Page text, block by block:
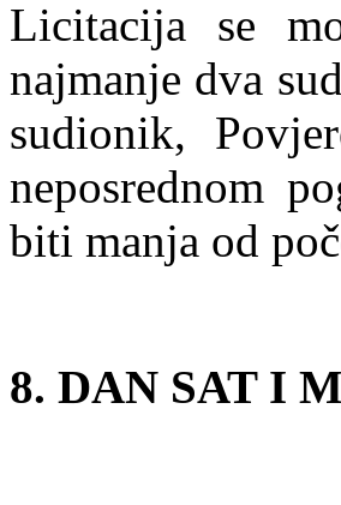
Licitacija se
najmanje dva
sudionik,
neposrednom
biti manja od
8. DAN SAT I